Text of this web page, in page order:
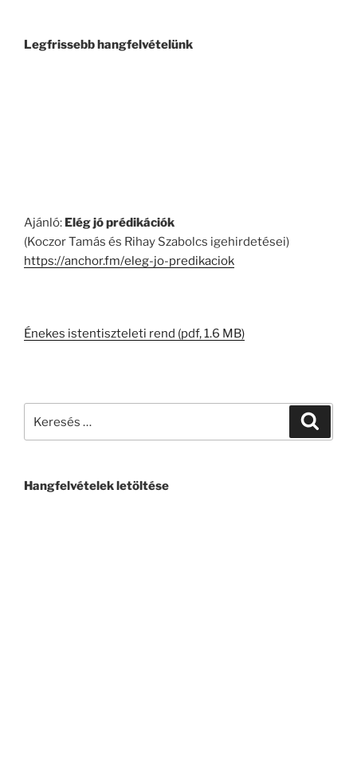
Legfrissebb hangfelvételünk
Ajánló: Elég jó prédikációk
(Koczor Tamás és Rihay Szabolcs igehirdetései)
https://anchor.fm/eleg-jo-predikaciok
Énekes istentiszteleti rend (pdf, 1.6 MB)
Hangfelvételek letöltése